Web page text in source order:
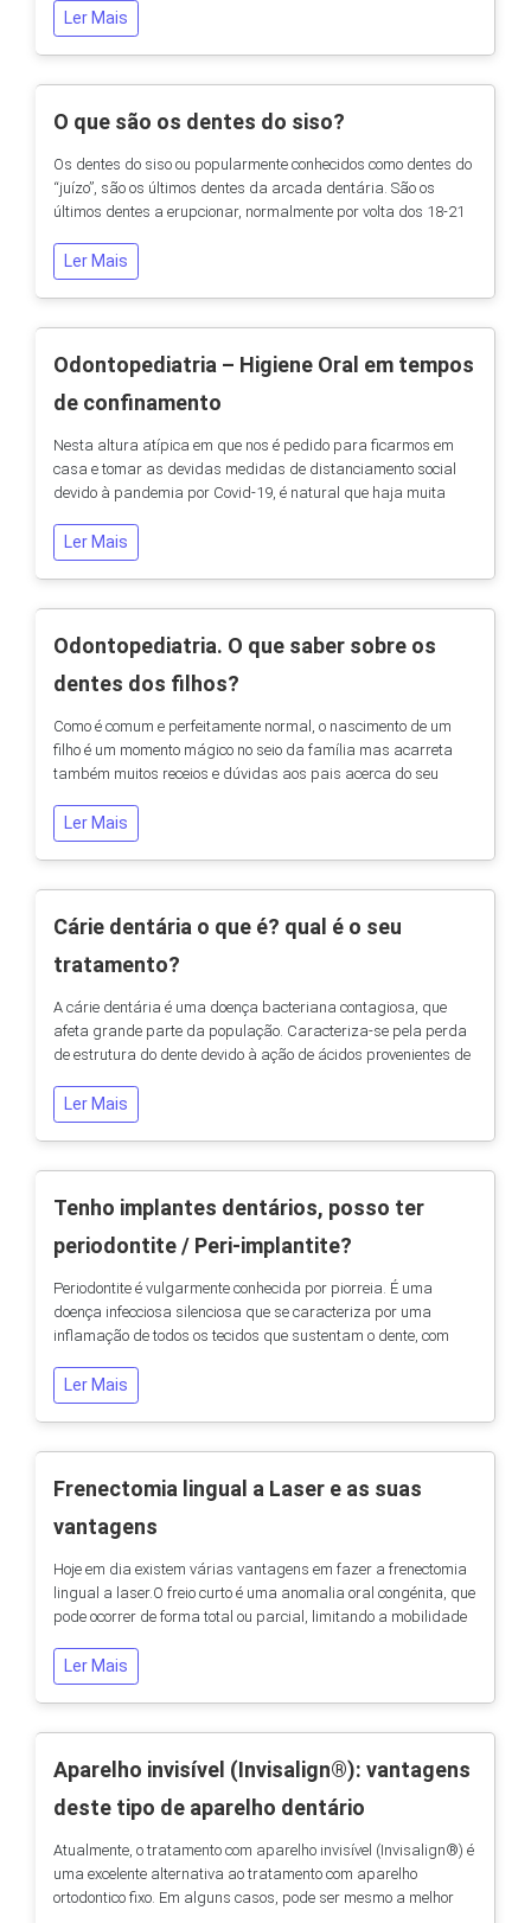
Zoom®, o seu branqueamento será rápido e sem
sensibilidade.Saiba que apenas clinicas autorizadas e
branqueamento de...
Ler Mais
O que são os dentes do siso?
Os dentes do siso ou popularmente conhecidos como dentes do
“juízo”, são os últimos dentes da arcada dentária. São os
últimos dentes a erupcionar, normalmente por volta dos 18-21
popular. São caracterizados por serem dentes grandes e
especiais devido à sua anatomia única. Estes dentes, bem
Ler Mais
Odontopediatria – Higiene Oral em tempos
de confinamento
Nesta altura atípica em que nos é pedido para ficarmos em
casa e tomar as devidas medidas de distanciamento social
devido à pandemia por Covid-19, é natural que haja muita
muitas vezes os mais pequenos façam uma alimentação mais
cariogénica. Relembro que o sedentarismo, a falta de exercício
Ler Mais
Odontopediatria. O que saber sobre os
dentes dos filhos?
Como é comum e perfeitamente normal, o nascimento de um
filho é um momento mágico no seio da família mas acarreta
também muitos receios e dúvidas aos pais acerca do seu
o primeiro dente surge por volta dos 6 meses e a dentição de
leite fica completa por volta dos dois anos, sendo esta
Ler Mais
Cárie dentária o que é? qual é o seu
tratamento?
A cárie dentária é uma doença bacteriana contagiosa, que
afeta grande parte da população. Caracteriza-se pela perda
de estrutura do dente devido à ação de ácidos provenientes de
açúcares. Como pode surgir uma cárie dentária? Para que
apareça uma cárie dentária é necessário que existam em
Ler Mais
Tenho implantes dentários, posso ter
periodontite / Peri-implantite?
Periodontite é vulgarmente conhecida por piorreia. É uma
doença infecciosa silenciosa que se caracteriza por uma
inflamação de todos os tecidos que sustentam o dente, com
primariamente os dentes e a saúde oral do paciente mas pode
agravar e afetar algumas doenças sistêmicas como por
Ler Mais
Frenectomia lingual a Laser e as suas
vantagens
Hoje em dia existem várias vantagens em fazer a frenectomia
lingual a laser.O freio curto é uma anomalia oral congénita, que
pode ocorrer de forma total ou parcial, limitando a mobilidade
orais.Um freio curto e aderido pode impedir o movimento da
língua e com isso causar impactos anatómicos e funcionais
Ler Mais
Aparelho invisível (Invisalign®): vantagens
deste tipo de aparelho dentário
Atualmente, o tratamento com aparelho invisível (Invisalign®) é
uma excelente alternativa ao tratamento com aparelho
ortodontico fixo. Em alguns casos, pode ser mesmo a melhor